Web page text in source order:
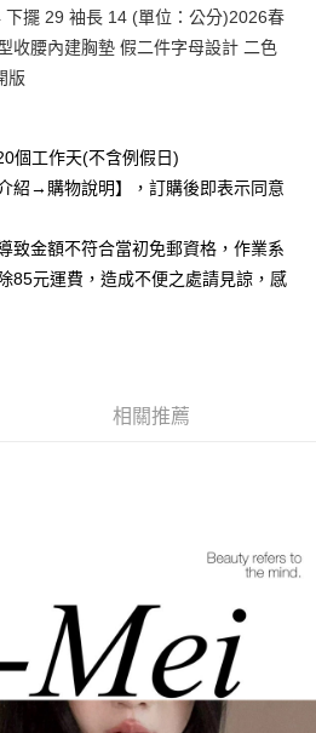
以上)免運費
以上)免運費
擺 29 袖長 14 (單位：公分)2026春
收腰內建胸墊 假二件字母設計 二色
版
個工作天(不含例假日)
紹→購物說明】，訂購後即表示同意
致金額不符合當初免郵資格，作業系
85元運費，造成不便之處請見諒，感
相關推薦